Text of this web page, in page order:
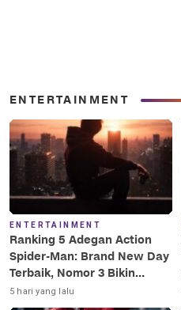
ENTERTAINMENT
ENTERTAINMENT
Ranking 5 Adegan Action
Spider-Man: Brand New Day
Terbaik, Nomor 3 Bikin
Terkesima!
5 hari yang lalu